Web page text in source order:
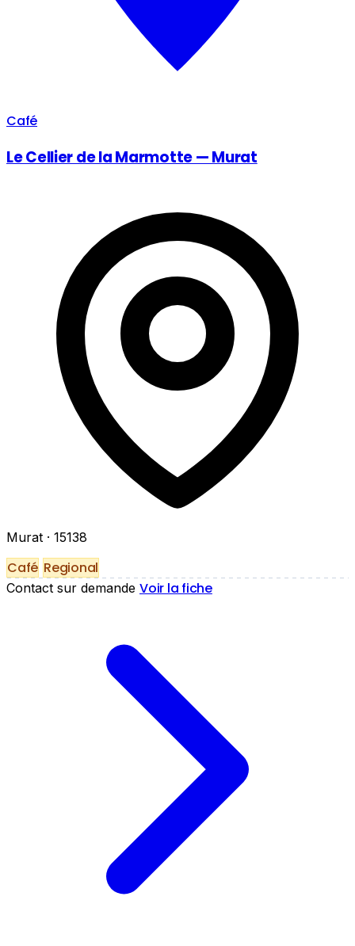
Café
Le Cellier de la Marmotte — Murat
Murat · 15138
Café Regional
Contact sur demande Voir la fiche